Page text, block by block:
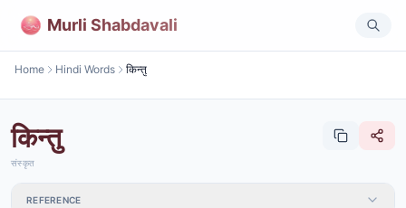
Murli Shabdavali
Home Hindi Words किन्तु
किन्तु
संस्कृत
REFERENCE